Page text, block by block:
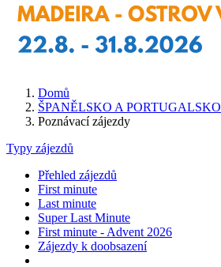
Domů
ŠPANĚLSKO A PORTUGALSKO
Poznávací zájezdy
Typy zájezdů
Přehled zájezdů
First minute
Last minute
Super Last Minute
First minute - Advent 2026
Zájezdy k doobsazení